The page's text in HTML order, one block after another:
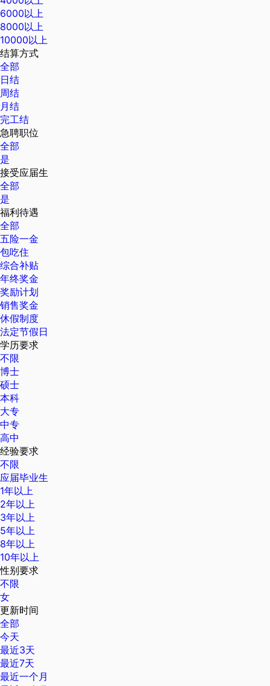
6000以上
8000以上
10000以上
结算方式
全部
日结
周结
月结
完工结
急聘职位
全部
是
接受应届生
全部
是
福利待遇
全部
五险一金
包吃住
综合补贴
年终奖金
奖励计划
销售奖金
休假制度
法定节假日
学历要求
不限
博士
硕士
本科
大专
中专
高中
经验要求
不限
应届毕业生
1年以上
2年以上
3年以上
5年以上
8年以上
10年以上
性别要求
不限
女
更新时间
全部
今天
最近3天
最近7天
最近一个月